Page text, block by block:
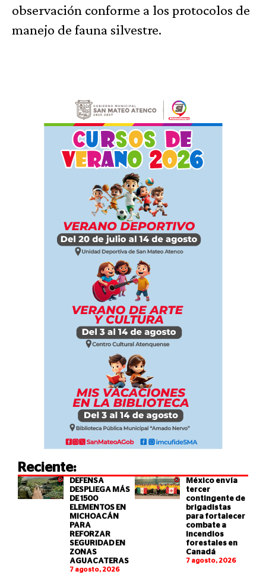
observación conforme a los protocolos de
manejo de fauna silvestre.
Reciente:
DEFENSA
DESPLIEGA MÁS
DE 1500
ELEMENTOS EN
MICHOACÁN
PARA
REFORZAR
SEGURIDAD EN
ZONAS
AGUACATERAS
7 agosto, 2026
México envía
tercer
contingente de
brigadistas
para fortalecer
combate a
incendios
forestales en
Canadá
7 agosto, 2026